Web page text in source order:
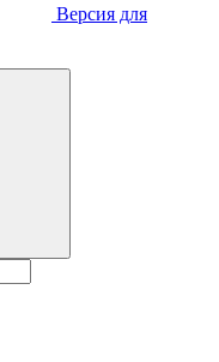
Версия для